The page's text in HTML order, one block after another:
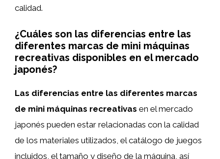
calidad.
¿Cuáles son las diferencias entre las
diferentes marcas de mini máquinas
recreativas disponibles en el mercado
japonés?
Las diferencias entre las diferentes marcas
de mini máquinas recreativas en el mercado
japonés pueden estar relacionadas con la calidad
de los materiales utilizados, el catálogo de juegos
incluidos, el tamaño y diseño de la máquina, así